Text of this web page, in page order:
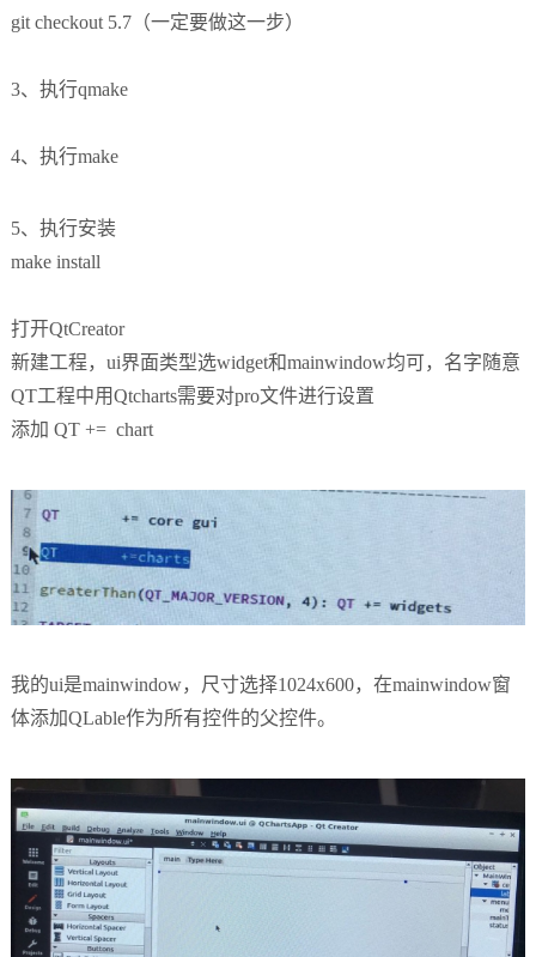
git checkout 5.7（一定要做这一步）
3、执行qmake
4、执行make
5、执行安装
make install
打开QtCreator
新建工程，ui界面类型选widget和mainwindow均可，名字随意
QT工程中用Qtcharts需要对pro文件进行设置
添加 QT += chart
我的ui是mainwindow，尺寸选择1024x600，在mainwindow窗
体添加QLable作为所有控件的父控件。